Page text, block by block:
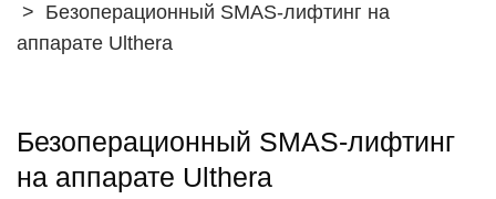
> Безоперационный SMAS-лифтинг на
аппарате Ulthera
Безоперационный SMAS-лифтинг
на аппарате Ulthera